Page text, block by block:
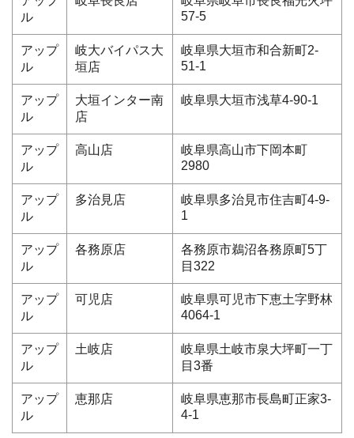
ル
57-5
アップ
ル
岐大バイパス大
垣店
岐阜県大垣市和合新町2-
51-1
アップ
ル
大垣インター南
店
岐阜県大垣市浅草4-90-1
アップ
ル
高山店
岐阜県高山市下岡本町
2980
アップ
ル
多治見店
岐阜県多治見市住吉町4-9-
1
アップ
ル
各務原店
各務原市鵜沼各務原町5丁
目322
アップ
ル
可児店
岐阜県可児市下恵土字野林
4064-1
アップ
ル
土岐店
岐阜県土岐市泉大坪町一丁
目3番
アップ
ル
恵那店
岐阜県恵那市長島町正家3-
4-1